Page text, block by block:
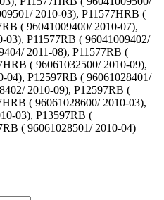
2010-03), P11577HRB (
( 96041009400/ 2010-07),
03), P11577RB ( 96041009402/
2011-08), P11577RB (
( 96061032500/ 2010-09),
04), P12597RB ( 96061028401/
2010-09), P12597RB (
( 96061028600/ 2010-03),
03), P13597RB (
( 96061028501/ 2010-04)